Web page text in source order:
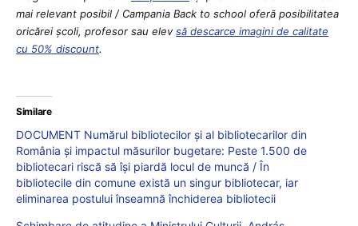
mai relevant posibil / Campania Back to school oferă posibilitatea
oricărei școli, profesor sau elevsă descarce imagini de calitate
cu 50% discount.
Similare
DOCUMENT Numărul bibliotecilor și al bibliotecarilor din
România și impactul măsurilor bugetare: Peste 1.500 de
bibliotecari riscă să își piardă locul de muncă / În
bibliotecile din comune există un singur bibliotecar, iar
eliminarea postului înseamnă închiderea bibliotecii